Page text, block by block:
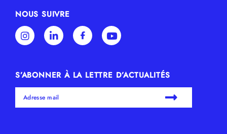
NOUS SUIVRE
S’ABONNER À LA LETTRE D’ACTUALITÉS